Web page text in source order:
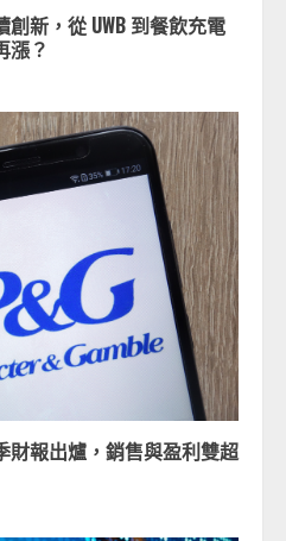
創新，從 UWB 到餐飲充電
漲？
財報出爐，銷售與盈利雙超